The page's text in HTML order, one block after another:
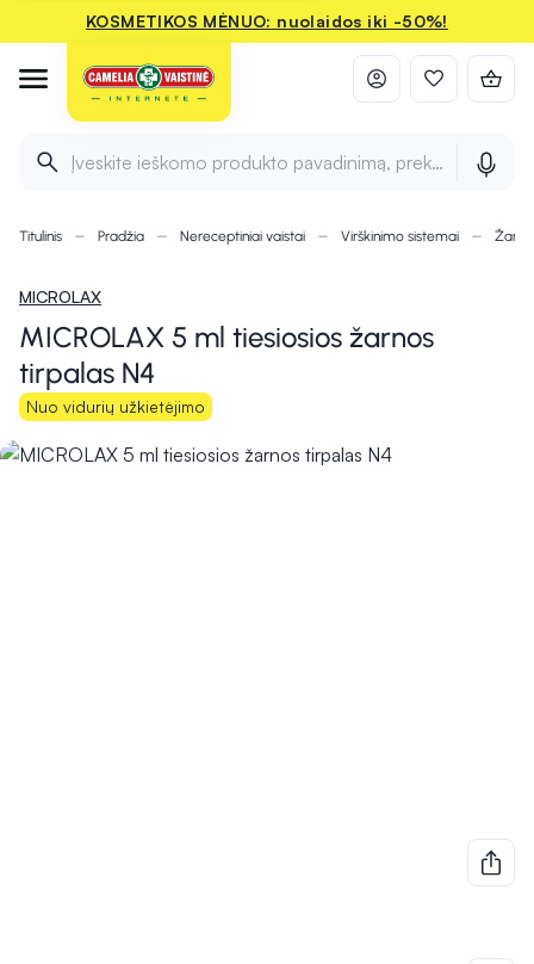
KOSMETIKOS MĖNUO: nuolaidos iki -50%!
Įveskite ieškomo produkto pavadinimą, prekės ženklą ir
Titulinis Pradžia Nereceptiniai vaistai Virškinimo sistemai
MICROLAX
MICROLAX 5 ml tiesiosios žarnos
tirpalas N4
Nuo vidurių užkietėjimo